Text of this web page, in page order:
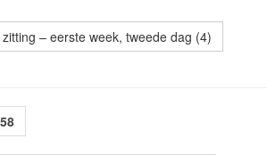
– eerste week, tweede dag (4)